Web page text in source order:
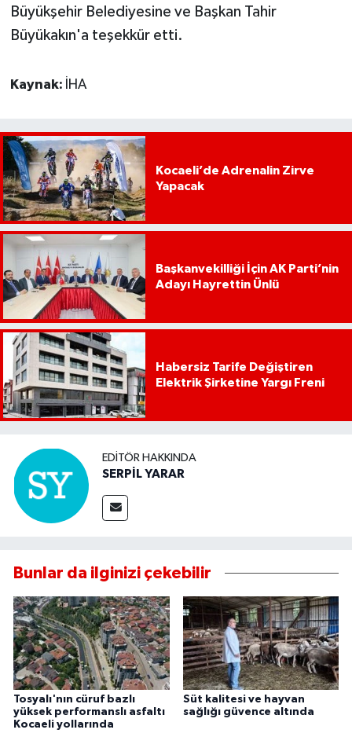
Büyükşehir Belediyesine ve Başkan Tahir
Büyükakın'a teşekkür etti.
Kaynak: İHA
Kocaeli’de Adrenalin Zirve
Yapacak
Başkanvekilliği İçin AK Parti’nin
Adayı Hayrettin Ünlü
Habersiz Tarife Değiştiren
Elektrik Şirketine Yargı Freni
EDITÖR HAKKINDA
SERPİL YARAR
Bunlar da ilginizi çekebilir
Tosyalı'nın cüruf bazlı
yüksek performanslı asfaltı
Kocaeli yollarında
Süt kalitesi ve hayvan
sağlığı güvence altında